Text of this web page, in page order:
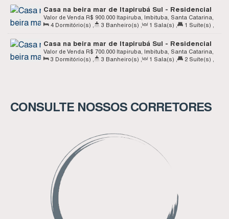
12.00m , Frente: 12.00 m , Lado Direito: 25 .00 m ,
Lado
Esquerdo: 25.00m
Casa na beira mar de Itapirubá Sul - Residencial
São José - Casa C Triplex - Imbituba SC
R$ 900.000
Valor de Venda
Itapiruba, Imbituba, Santa Catarina,
Brasil
4 Dormitório(s) 3 Banheiro(s) 1 Sala(s) 1 Suíte(s)
Fundos: 30 .00m , Frente: 30.00m , Lado Direito: 25.00m ,
Lado Esquerdo: 25 .00m
Casa na beira mar de Itapirubá Sul - Residencial
São José - Casa D Térrea - Imbituba SC
R$ 700.000
Valor de Venda
Itapiruba, Imbituba, Santa Catarina,
Brasil
3 Dormitório(s) 3 Banheiro(s) 1 Sala(s) 2 Suíte(s)
CONSULTE NOSSOS CORRETORES